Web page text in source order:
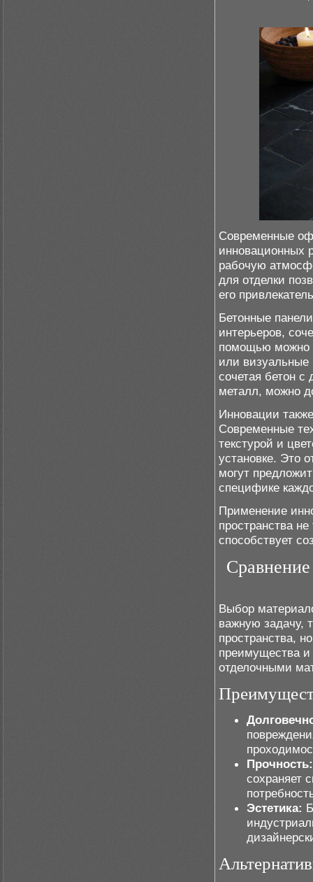
Современные
инновационных
рабочую
для отделки
его
Бетонные
интерьеров,
помощью можно
или визуальные
сочетая бетон
металл, можно
Инновации
Современные
текстурой и
установке. Это
могут
специфике
Применение
пространства
способствует
Выбор
важную задачу,
пространства,
преимущества и
отделочными
Прочность:
сохраняет
Эстетика: